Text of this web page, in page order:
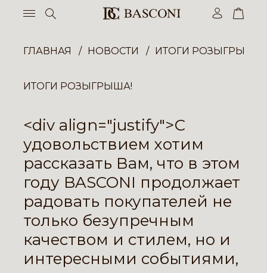
ГЛАВНАЯ НОВОСТИ ИТОГИ РОЗЫГРЫША!
ИТОГИ РОЗЫГРЫША!
<div align="justify">С
удовольствием хотим
рассказать Вам, что в этом
году BASCONI продолжает
радовать покупателей не
только безупречным
качеством и стилем, но и
интересными событиями,